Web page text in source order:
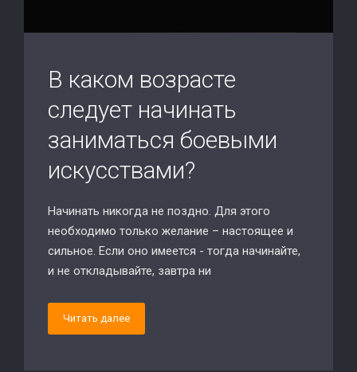
В каком возрасте
следует начинать
заниматься боевыми
искусствами?
Начинать никогда не поздно. Для этого
необходимо только желание – настоящее и
сильное. Если оно имеется - тогда начинайте,
и не откладывайте, завтра ни
Читать далее